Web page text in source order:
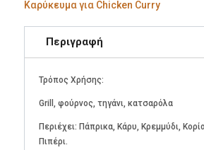
Καρύκευμα για Chicken Curry
Περιγραφή
Τρόπος Χρήσης:
Grill, φούρνος, τηγάνι, κατσαρόλα
Περιέχει: Πάπρικα, Κάρυ, Κρεμμύδι,
Πιπέρι.